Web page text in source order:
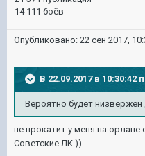
14 111 боёв
Опубликовано: 22 сен 2017,
В 22.09.2017 в 10:30:42
Вероятно будет
не прокатит у меня на
Советские ЛК ))